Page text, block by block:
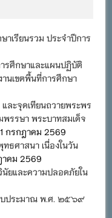
เรียนรวม ประจำปีการ
รศึกษาและแผนปฏิบัติ
านเขตพื้นที่การศึกษา
ละจุดเทียนถวายพระพร
พรรษา พระบาทสมเด็จ
กรกฎาคม 2569
ธศาสนา เนื่องในวัน
าคม 2569
วินัยและความปลอดภัยใน
บประมาณ พ.ศ. ๒๕๖๙